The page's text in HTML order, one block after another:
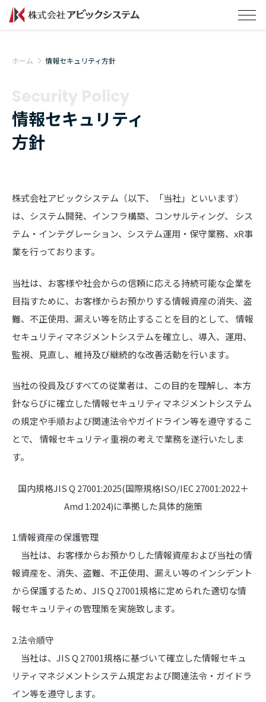
ホーム 情報セキュリティ方針
Security Policy
情報セキュリティ
方針
株式会社アビックシステム（以下、「当社」といいます）
は、システム開発、インフラ構築、コンサルティング、 シス
テム・インテグレーション、システム運用・保守業務、xR事
業を行っております。
当社は、お客様や社会からの信頼に応える持続可能な企業を
目指すために、お客様からお預かりする情報資産の消失、盗
難、不正使用、漏えい等を防止することを目的として、 情報
セキュリティマネジメントシステムを確立し、導入、運用、
監視、見直し、維持及び継続的な改善活動を行います。
当社の役員及びすべての従業者は、この目的を理解し、本方
針ならびに確立した情報セキュリティマネジメントシステム
の規定や手順および関連法令やガイドライン等を遵守するこ
とで、 情報セキュリティ重視の考えで業務を遂行いたしま
す。
国内規格JIS Q 27001:2025(国際規格ISO/IEC 27001:2022＋
Amd 1:2024)に準拠した具体的施策
1.情報資産の保護管理
当社は、お客様からお預かりした情報資産および当社の情
報資産を、消失、盗難、不正使用、漏えい等のインシデント
から保護するため、JIS Q 27001規格に定められた適切な情
報セキュリティの管理策を実施致します。
2.法令順守
当社は、JIS Q 27001規格に基づいて確立した情報セキュ
リティマネジメントシステム規定および関連法令・ガイドラ
イン等を遵守します。